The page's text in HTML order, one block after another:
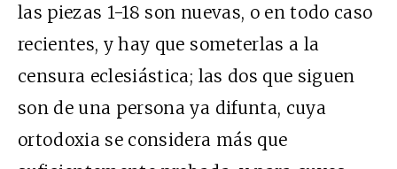
las piezas 1-18 son nuevas, o en todo caso
recientes, y hay que someterlas a la
censura eclesiástica; las dos que siguen
son de una persona ya difunta, cuya
ortodoxia se considera más que